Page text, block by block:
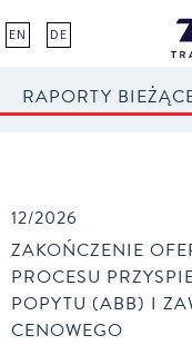
EN DE
RAPORTY
12/2026
ZAKOŃCZENIE
PROCESU
POPYTU (ABB) I
CENOWEGO